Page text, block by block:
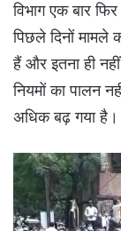
विभाग एक बार
पिछले दिनों
हैं और इतना ही
नियमों का पालन
अधिक बढ़ गया है।